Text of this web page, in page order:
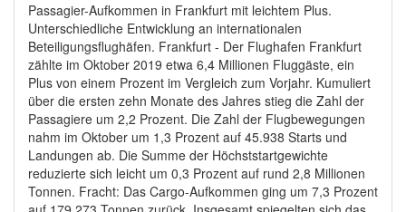
Passagier-Aufkommen in Frankfurt mit leichtem Plus.
Unterschiedliche Entwicklung an internationalen
Beteiligungsflughäfen. Frankfurt - Der Flughafen Frankfurt
zählte im Oktober 2019 etwa 6,4 Millionen Fluggäste, ein
Plus von einem Prozent im Vergleich zum Vorjahr. Kumuliert
über die ersten zehn Monate des Jahres stieg die Zahl der
Passagiere um 2,2 Prozent. Die Zahl der Flugbewegungen
nahm im Oktober um 1,3 Prozent auf 45.938 Starts und
Landungen ab. Die Summe der Höchststartgewichte
reduzierte sich leicht um 0,3 Prozent auf rund 2,8 Millionen
Tonnen. Fracht: Das Cargo-Aufkommen ging um 7,3 Prozent